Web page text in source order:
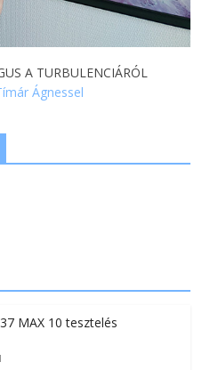
A TURBULENCIÁRÓL
Ágnessel
MAX 10 tesztelés